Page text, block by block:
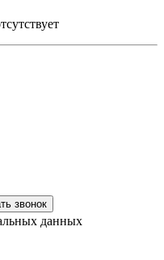
данных